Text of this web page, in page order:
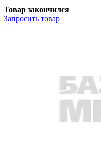
Товар закончился
Запросить товар